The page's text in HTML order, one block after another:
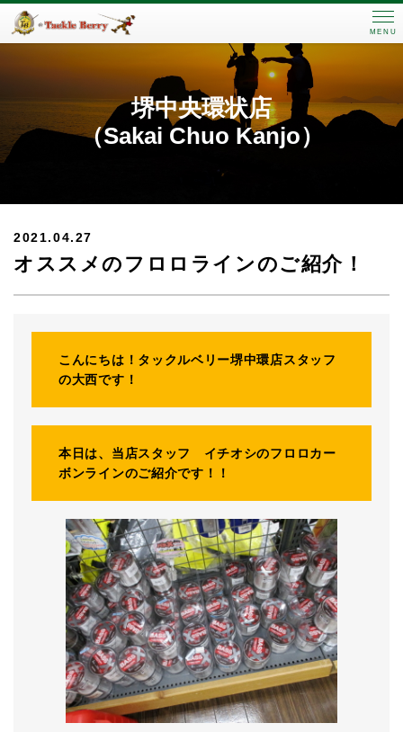
MENU
堺中央環状店
（Sakai Chuo Kanjo）
2021.04.27
オススメのフロロラインのご紹介！
こんにちは！タックルベリー堺中環店スタッフ
の大西です！
本日は、当店スタッフ イチオシのフロロカー
ボンラインのご紹介です！！